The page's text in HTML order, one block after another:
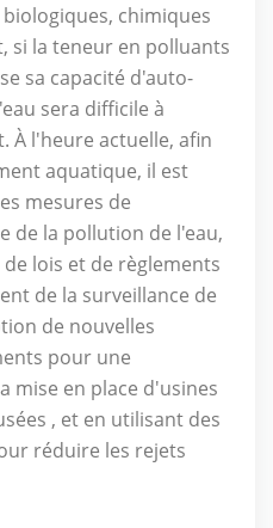
chimiques
si la teneur en polluants
sa capacité d'auto-
sera difficile à
À l'heure actuelle, afin
aquatique, il est
mesures de
de la pollution de l'eau,
lois et de règlements
de la surveillance de
de nouvelles
pour une
mise en place d'usines
, et en utilisant des
réduire les rejets